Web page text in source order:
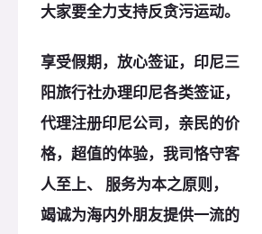
大家要全力支持反贪污运动。
享受假期，放心签证，印尼三
阳旅行社办理印尼各类签证，
代理注册印尼公司，亲民的价
格，超值的体验，我司恪守客
人至上、 服务为本之原则，
竭诚为海内外朋友提供一流的